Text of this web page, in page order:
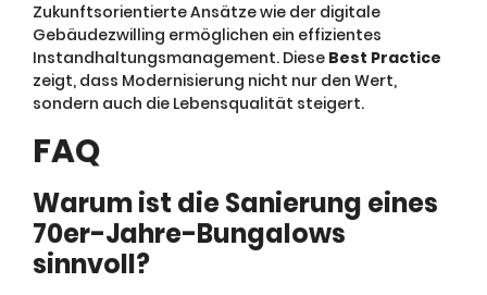
Zukunftsorientierte Ansätze wie der digitale
Gebäudezwilling ermöglichen ein effizientes
Instandhaltungsmanagement. Diese Best Practice
zeigt, dass Modernisierung nicht nur den Wert,
sondern auch die Lebensqualität steigert.
FAQ
Warum ist die Sanierung eines
70er-Jahre-Bungalows
sinnvoll?